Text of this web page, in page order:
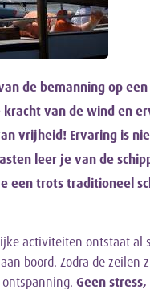
de bemanning op
kracht van de wind en
vrijheid! Ervaring is
leer je van de
een trots traditioneel
activiteiten ontstaat al
boord. Zodra de zeilen
Geen